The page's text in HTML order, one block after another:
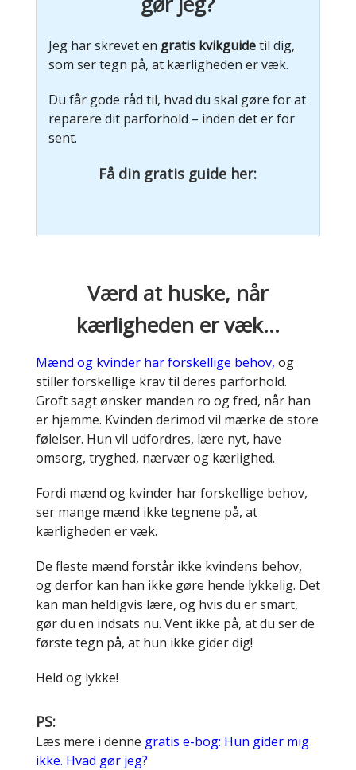
Jeg har skrevet en gratis kvikguidetil dig,
som ser tegn på, at kærligheden er væk.
Du får gode råd til, hvad du skal gøre for at
reparere dit parforhold – inden det er for
sent.
Få din gratis guide her:
Værd at huske, når
kærligheden er væk…
Mænd og kvinder har forskellige behov, og
stiller forskellige krav til deres parforhold.
Groft sagt ønsker manden ro og fred, når han
er hjemme. Kvinden derimod vil mærke de store
følelser. Hun vil udfordres, lære nyt, have
omsorg, tryghed, nærvær og kærlighed.
Fordi mænd og kvinder har forskellige behov,
ser mange mænd ikke tegnene på, at
kærligheden er væk.
De fleste mænd forstår ikke kvindens behov,
og derfor kan han ikke gøre hende lykkelig. Det
kan man heldigvis lære, og hvis du er smart,
gør du en indsats nu. Vent ikke på, at du ser de
første tegn på, at hun ikke gider dig!
Held og lykke!
PS:
Læs mere i denne gratis e-bog: Hun gider mig
ikke. Hvad gør jeg?